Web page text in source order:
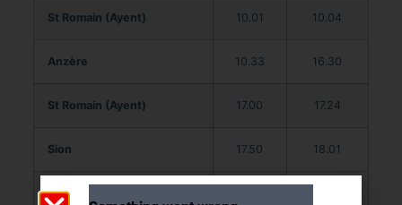
St Romain (Ayent) 10.01 10.04
Anzère 10.33 16.30
St Romain (Ayent) 17.00 17.24
Sion 17.50 18.01
Genève